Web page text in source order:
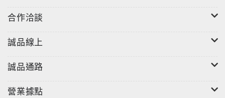
合作洽談
誠品線上
誠品通路
營業據點